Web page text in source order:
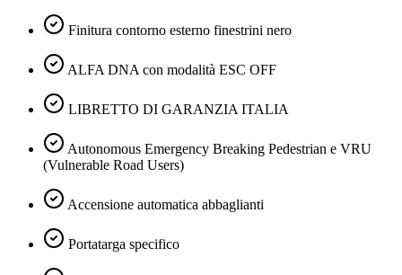
Finitura contorno esterno finestrini nero
ALFA DNA con modalità ESC OFF
LIBRETTO DI GARANZIA ITALIA
Autonomous Emergency Breaking Pedestrian e VRU
(Vulnerable Road Users)
Accensione automatica abbaglianti
Portatarga specifico